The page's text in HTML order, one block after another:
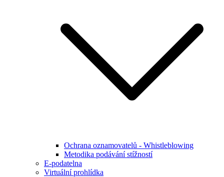
Ochrana oznamovatelů - Whistleblowing
Metodika podávání stížností
E-podatelna
Virtuální prohlídka